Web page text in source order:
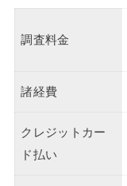
調査料金
諸経費
クレジットカー
ド払い